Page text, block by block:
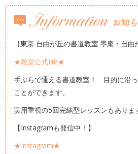
【東京 自由が丘の書道教室 墨庵・自由
★教室公式HP★
手ぶらで通える書道教室！ 目的に沿
ことができます。
実用重視の5回完結型レッスンもありま
【Instagramも発信中！】
★Instagram★